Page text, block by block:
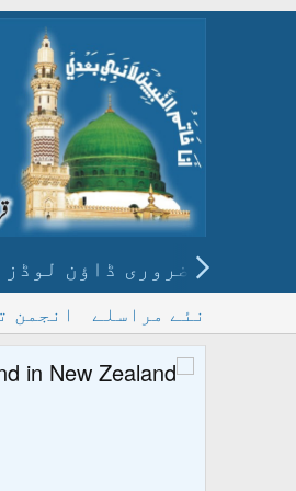
ضروری ڈاؤن لوڈز
نئے مراسلے انجمن